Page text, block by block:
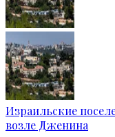
Израильские
возле Дженина